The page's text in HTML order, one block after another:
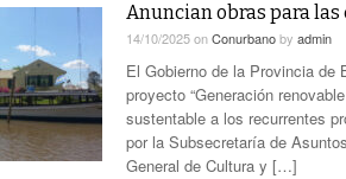
Anuncian obras para
14/10/2025onConurbanoby admin
El Gobierno de la Provincia de
proyecto “Generación
sustentable a los recurrentes
por la Subsecretaría de
General de Cultura y […]